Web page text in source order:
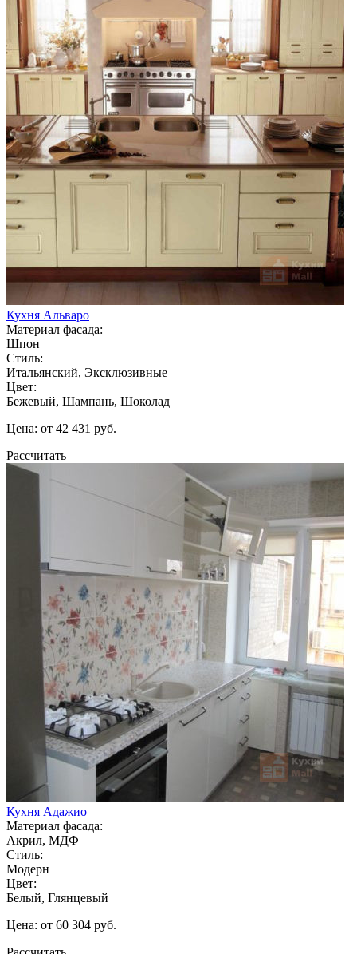
Кухня Альваро
Материал фасада:
Шпон
Стиль:
Итальянский, Эксклюзивные
Цвет:
Бежевый, Шампань, Шоколад
Цена: от 42 431 руб.
Рассчитать
Кухня Адажио
Материал фасада:
Акрил, МДФ
Стиль:
Модерн
Цвет:
Белый, Глянцевый
Цена: от 60 304 руб.